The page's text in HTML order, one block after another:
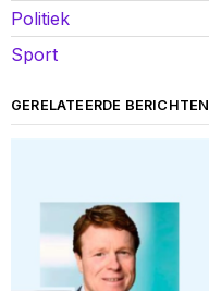
Politiek
Sport
GERELATEERDE BERICHTEN